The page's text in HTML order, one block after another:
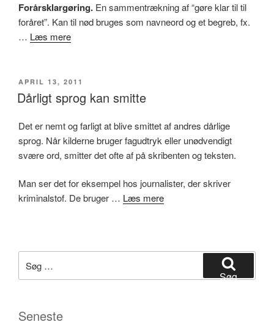
Forårsklargøring. En sammentrækning af “gøre klar til til
foråret”. Kan til nød bruges som navneord og et begreb, fx.
… Læs mere
UDGIVET
DEN
APRIL 13, 2011
Dårligt sprog kan smitte
Det er nemt og farligt at blive smittet af andres dårlige
sprog. Når kilderne bruger fagudtryk eller unødvendigt
svære ord, smitter det ofte af på skribenten og teksten.
Man ser det for eksempel hos journalister, der skriver
kriminalstof. De bruger … Læs mere
efter:
Søg
Seneste